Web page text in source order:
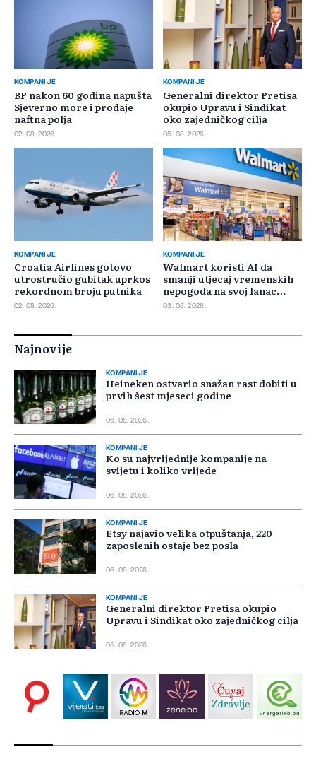
KOMPANIJE
BP nakon 60 godina napušta
Sjeverno more i prodaje
naftna polja
02. 08. 2026.
KOMPANIJE
Generalni direktor Pretisa
okupio Upravu i Sindikat
oko zajedničkog cilja
05. 08. 2026.
KOMPANIJE
Croatia Airlines gotovo
utrostručio gubitak uprkos
rekordnom broju putnika
02. 08. 2026.
KOMPANIJE
Walmart koristi AI da
smanji utjecaj vremenskih
nepogoda na svoj lanac
snabdijevanja
03. 08. 2026.
Najnovije
KOMPANIJE
Heineken ostvario snažan rast dobiti u
prvih šest mjeseci godine
06. 08. 2026.
KOMPANIJE
Ko su najvrijednije kompanije na
svijetu i koliko vrijede
06. 08. 2026.
KOMPANIJE
Etsy najavio velika otpuštanja, 220
zaposlenih ostaje bez posla
06. 08. 2026.
KOMPANIJE
Generalni direktor Pretisa okupio
Upravu i Sindikat oko zajedničkog cilja
05. 08. 2026.